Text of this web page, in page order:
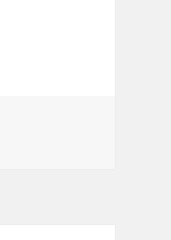
prostředím